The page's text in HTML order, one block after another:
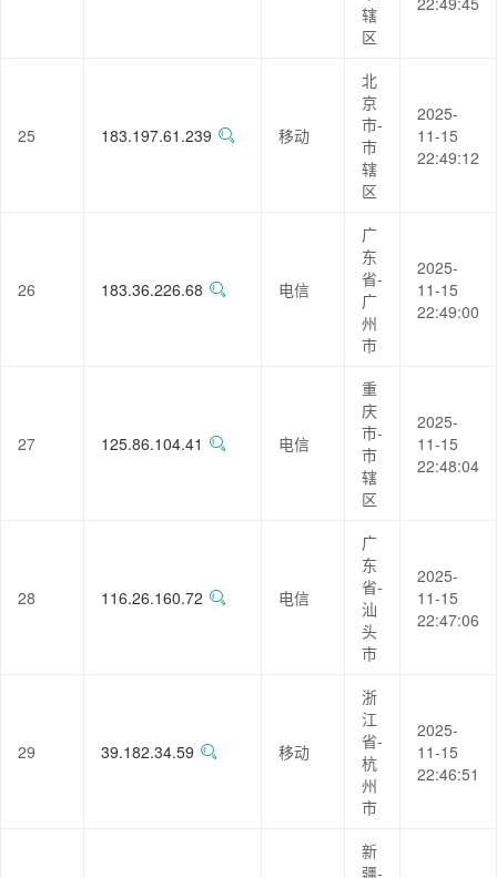
辖
区
25 183.197.61.239 移动
北
京
市-
市
辖
区
2025-
11-15
22:49:12
26 183.36.226.68 电信
广
东
省-
广
州
市
2025-
11-15
22:49:00
27 125.86.104.41 电信
重
庆
市-
市
辖
区
2025-
11-15
22:48:04
28 116.26.160.72 电信
广
东
省-
汕
头
市
2025-
11-15
22:47:06
29 39.182.34.59 移动
浙
江
省-
杭
州
市
2025-
11-15
22:46:51
新
疆-